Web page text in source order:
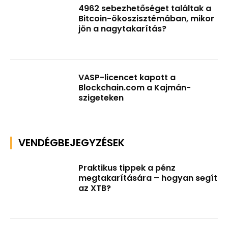
4962 sebezhetőséget találtak a
Bitcoin-ökoszisztémában, mikor
jön a nagytakarítás?
VASP-licencet kapott a
Blockchain.com a Kajmán-
szigeteken
VENDÉGBEJEGYZÉSEK
Praktikus tippek a pénz
megtakarítására – hogyan segít
az XTB?